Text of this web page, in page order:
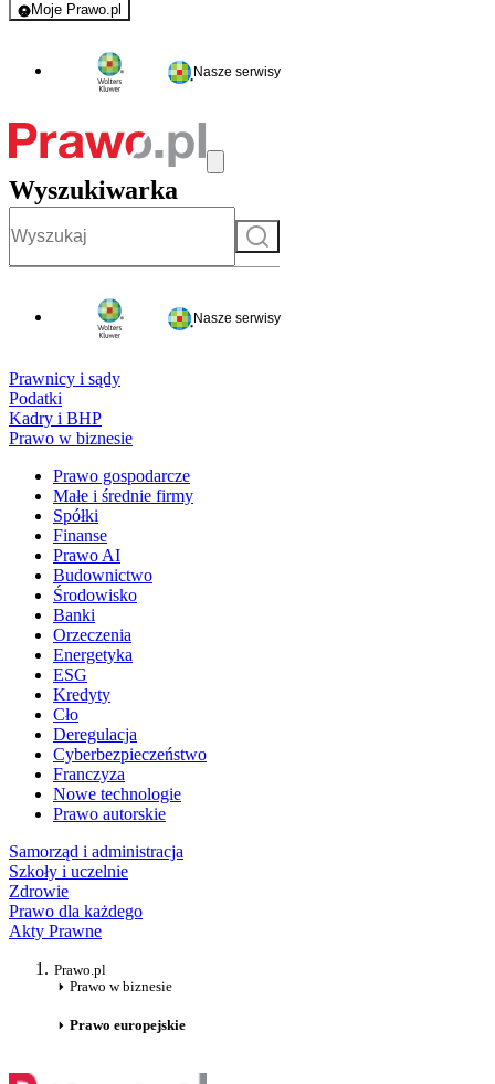
Moje Prawo.pl
- rejestracja i logowanie do serwisu
Nasze serwisy
Wyszukiwarka
Szukaj
Nasze serwisy
Prawnicy i sądy
Podatki
Kadry i BHP
Prawo w biznesie
Prawo gospodarcze
Małe i średnie firmy
Spółki
Finanse
Prawo AI
Budownictwo
Środowisko
Banki
Orzeczenia
Energetyka
ESG
Kredyty
Cło
Deregulacja
Cyberbezpieczeństwo
Franczyza
Nowe technologie
Prawo autorskie
Samorząd i administracja
Szkoły i uczelnie
Zdrowie
Prawo dla każdego
Akty Prawne
Prawo.pl
Prawo w biznesie
Prawo europejskie